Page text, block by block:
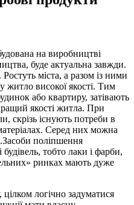
на виробництві
буде актуальна завжди.
міста, а разом із ними
житло високої якості. Тим
або квартиру, затівають
якості житла. При
скрізь існують потреби в
Серед них можна
поліпшення
будівель, тобто лаки і фарби,
ринках мають дуже
логічно задуматися